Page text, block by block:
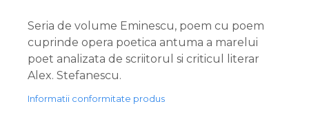
Seria de volume Eminescu, poem cu poem
cuprinde opera poetica antuma a marelui
poet analizata de scriitorul si criticul literar
Alex. Stefanescu.
Informatii conformitate produs